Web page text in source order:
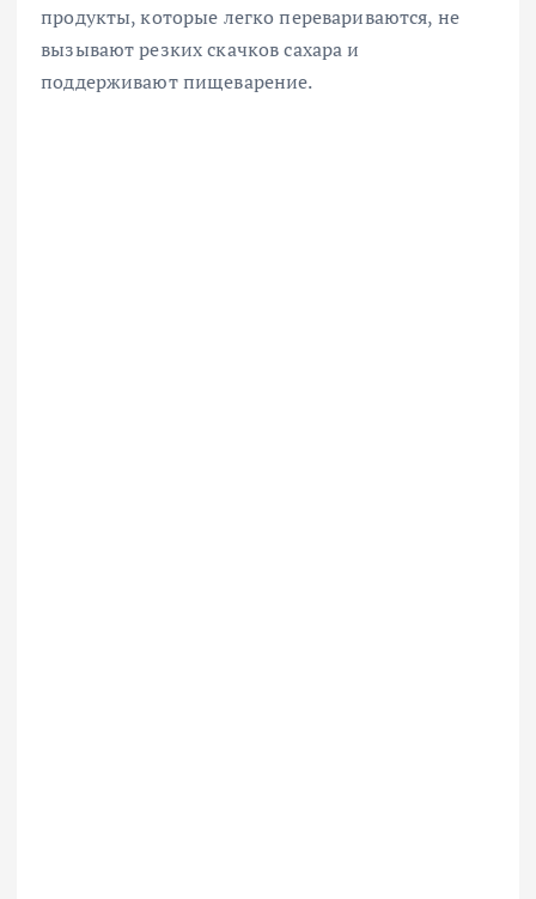
продукты, которые легко перевариваются, не
вызывают резких скачков сахара и
поддерживают пищеварение.